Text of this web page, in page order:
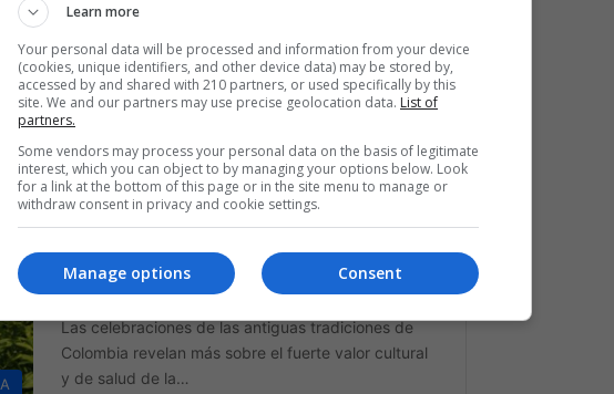
conocida por su sabor terroso y profundas raíces
culturales, muestra un notable potencial para…
Trudy Pizano March 8, 2025 23,002
El Arte Colombiano Abraza la
Sabiduría Ancestral de la Hoja
de Coca
Las celebraciones de las antiguas tradiciones de
Colombia revelan más sobre el fuerte valor cultural
y de salud de la…
Learn more
Your personal data will be processed and information from your device
(cookies, unique identifiers, and other device data) may be stored by,
accessed by and shared with 210 partners, or used specifically by this
site. We and our partners may use precise geolocation data. List of
partners.
Some vendors may process your personal data on the basis of legitimate
interest, which you can object to by managing your options below. Look
for a link at the bottom of this page or in the site menu to manage or
withdraw consent in privacy and cookie settings.
Consent
Manage options